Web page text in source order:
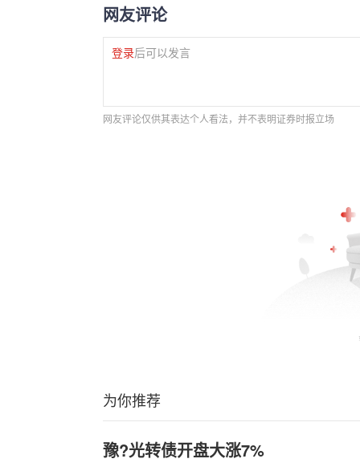
网友评论
登录后可以发言
网友评论仅供其表达个人看法，并不表明证券时报立场
为你推荐
豫?光转债开盘大涨7%